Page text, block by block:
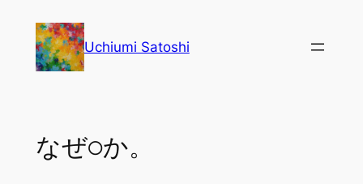
Uchiumi Satoshi
なぜ○か。